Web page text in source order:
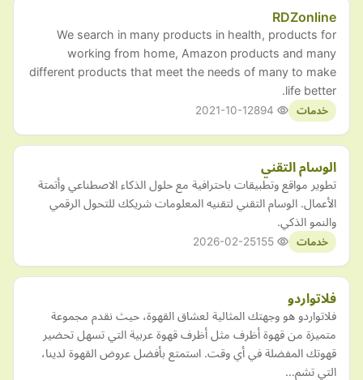
RDZonline
We search in many products in health, products for
working from home, Amazon products and many
different products that meet the needs of many to make
life better.
خدمات 2021-10-12
الوسام التقني
تطوير مواقع وتطبيقات باحترافية مع حلول الذكاء الاصطناعي وأتمتة
الأعمال. الوسام التقني لتقنيه المعلومات شريكك للتحول الرقمي
والنمو الذكي.
خدمات 2026-02-25
فلاتواردو
فلاتواردو هو وجهتك المثالية لعشاق القهوة، حيث نقدم مجموعة
متميزة من قهوة أظرف مثل أظرف قهوة عربية التي تسهل تحضير
قهوتك المفضلة في أي وقت. استمتع بأفضل عروض القهوة لدينا،
التي تشم…